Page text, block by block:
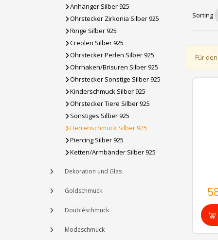
Anhänger Silber 925
Ohrstecker Zirkonia Silber 925
Ringe Silber 925
Creolen Silber 925
Ohrstecker Perlen Silber 925
Ohrhaken/Brisuren Silber 925
Ohrstecker Sonstige Silber 925
Kinderschmuck Silber 925
Ohrstecker Tiere Silber 925
Sonstiges Silber 925
Herrenschmuck Silber 925
Piercing Silber 925
Ketten/Armbänder Silber 925
Dekoration und Glas
Goldschmuck
Doubléschmuck
Modeschmuck
Sorting
Für